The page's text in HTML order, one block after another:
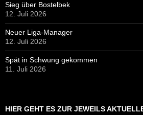
Sieg über Bostelbek
12. Juli 2026
Neuer Liga-Manager
12. Juli 2026
Spät in Schwung gekommen
11. Juli 2026
HIER GEHT ES ZUR JEWEILS